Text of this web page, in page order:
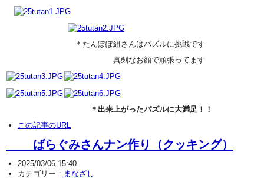
＊たんぽぽ組さんはパズルに挑戦です
真剣なお顔で頑張ってます
＊出来上がったパズルに大満足！！
この記事のURL
ばらぐみさんナン作り（クッキング）
2025/03/06 15:40
カテゴリー： まなざし